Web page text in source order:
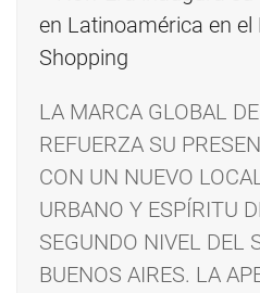
LA MARCA GLOBAL
REFUERZA SU
CON UN NUEVO
URBANO Y ESPÍRITU
SEGUNDO NIVEL DEL
BUENOS AIRES. LA